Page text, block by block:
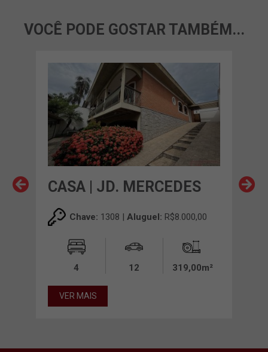
VOCÊ PODE GOSTAR TAMBÉM...
CASA | JD. MERCEDES
Chave: 1308 | Aluguel: R$8.000,00
4 12 319,00m²
VER MAIS